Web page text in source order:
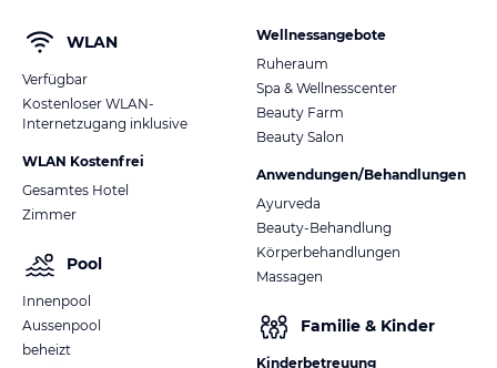
WLAN
Verfügbar
Kostenloser WLAN-
Internetzugang inklusive
WLAN Kostenfrei
Gesamtes Hotel
Zimmer
Pool
Innenpool
Aussenpool
beheizt
Wellnessangebote
Ruheraum
Spa & Wellnesscenter
Beauty Farm
Beauty Salon
Anwendungen/Behandlungen
Ayurveda
Beauty-Behandlung
Körperbehandlungen
Massagen
Familie & Kinder
Kinderbetreuung